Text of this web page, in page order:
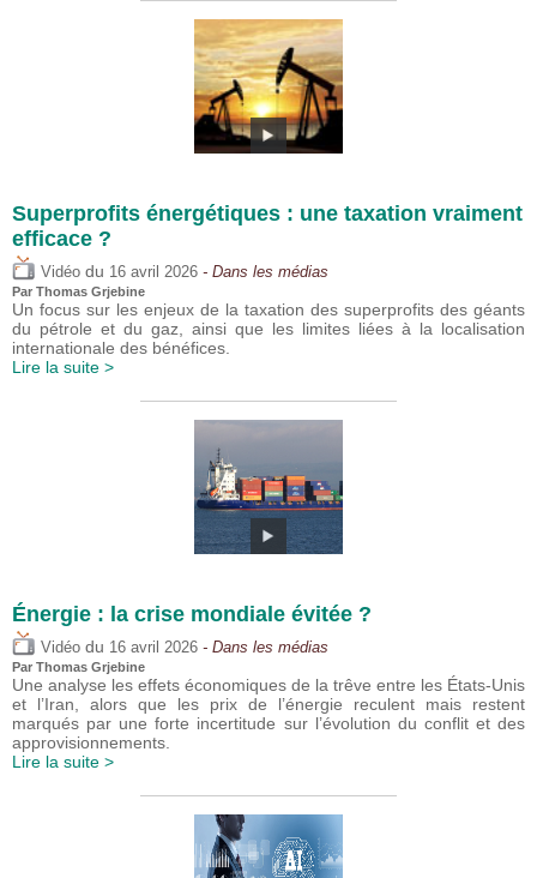
Superprofits énergétiques : une taxation vraiment
efficace ?
Vidéo du 16 avril 2026 - Dans les médias
Par Thomas Grjebine
Un focus sur les enjeux de la taxation des superprofits des géants
du pétrole et du gaz, ainsi que les limites liées à la localisation
internationale des bénéfices.
Lire la suite >
Énergie : la crise mondiale évitée ?
Vidéo du 16 avril 2026 - Dans les médias
Par Thomas Grjebine
Une analyse les effets économiques de la trêve entre les États-Unis
et l’Iran, alors que les prix de l’énergie reculent mais restent
marqués par une forte incertitude sur l’évolution du conflit et des
approvisionnements.
Lire la suite >